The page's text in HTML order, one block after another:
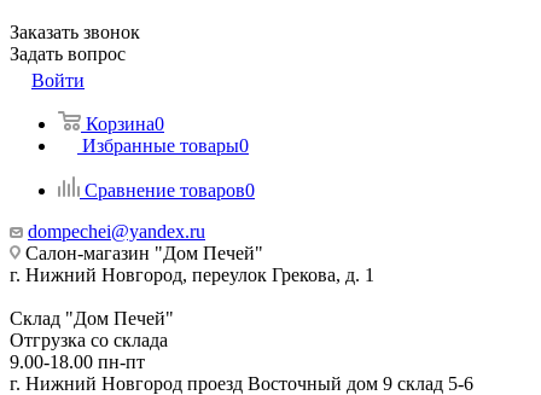
Заказать звонок
Задать вопрос
Войти
Корзина0
Избранные товары0
Сравнение товаров0
dompechei@yandex.ru
Салон-магазин "Дом Печей"
г. Нижний Новгород, переулок Грекова, д. 1
Склад "Дом Печей"
Отгрузка со склада
9.00-18.00 пн-пт
г. Нижний Новгород проезд Восточный дом 9 склад 5-6